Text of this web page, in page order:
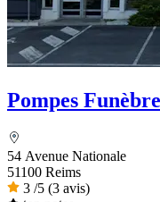
Pompes
54 Avenue Nationale
51100 Reims
3 /5 (3 avis)